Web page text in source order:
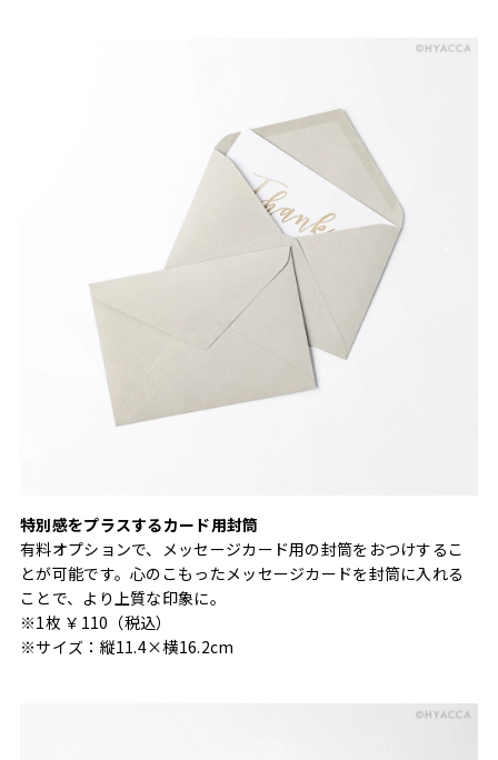
特別感をプラスするカード用封筒
有料オプションで、メッセージカード用の封筒をおつけするこ
とが可能です。心のこもったメッセージカードを封筒に入れる
ことで、より上質な印象に。
※1枚 ￥110（税込）
※サイズ：縦11.4×横16.2cm